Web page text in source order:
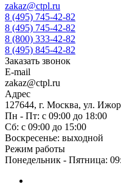
zakaz@ctpl.ru
8 (495) 745-42-82
8 (495) 745-42-82
8 (800) 333-42-82
8 (495) 845-42-82
Заказать звонок
E-mail
zakaz@ctpl.ru
Адрес
127644, г. Москва, ул.
Пн - Пт: с 09:00 до 18:00
Сб: с 09:00 до 15:00
Воскресенье: выходной
Режим работы
Понедельник - Пятница: